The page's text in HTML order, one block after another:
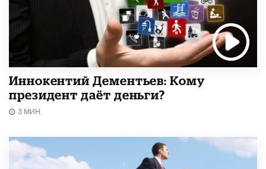
Иннокентий Дементьев: Кому
президент даёт деньги?
3 МИН.